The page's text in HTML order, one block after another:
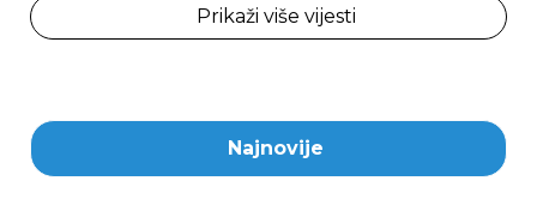
Prikaži više vijesti
Najnovije